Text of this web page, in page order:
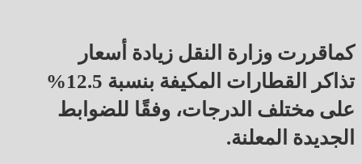
كماقررت وزارة النقل زيادة أسعار
تذاكر القطارات المكيفة بنسبة 12.5%
على مختلف الدرجات، وفقًا للضوابط
الجديدة المعلنة.